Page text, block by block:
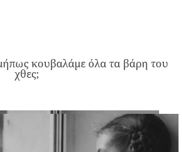
κουβαλάμε όλα τα βάρη του
χθες;